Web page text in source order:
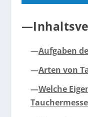
—Aufgaben
—Arten von
—Welche